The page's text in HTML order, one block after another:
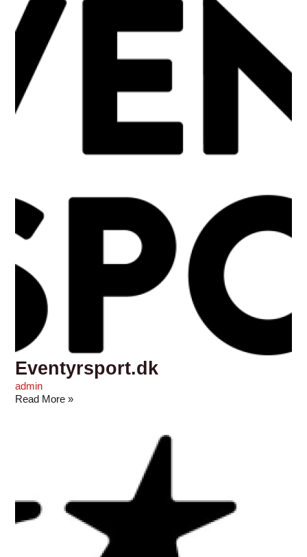
Eventyrsport.dk
admin
Read More »